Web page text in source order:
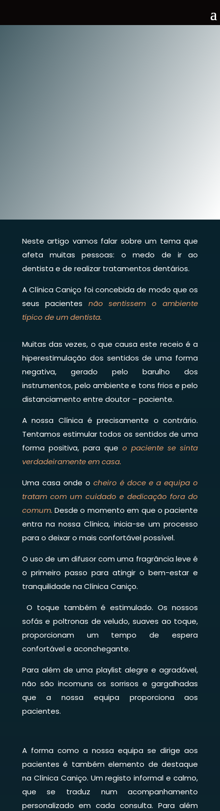
Neste artigo vamos falar sobre um tema que
afeta muitas pessoas: o medo de ir ao
dentista e de realizar tratamentos dentários.
A Clínica Caniço foi concebida de modo que os
seus pacientes não sentissem o ambiente
típico de um dentista.
Muitas das vezes, o que causa este receio é a
hiperestimulação dos sentidos de uma forma
negativa, gerado pelo barulho dos
instrumentos, pelo ambiente e tons frios e pelo
distanciamento entre doutor – paciente.
A nossa Clínica é precisamente o contrário.
Tentamos estimular todos os sentidos de uma
forma positiva, para queo paciente se sinta
verdadeiramente em casa.
Uma casa onde o cheiro é doce e a equipa o
tratam com um cuidado e dedicação fora do
comum. Desde o momento em que o paciente
entra na nossa Clínica, inicia-se um processo
para o deixar o mais confortável possível.
O uso de um difusor com uma fragrância leve é
o primeiro passo para atingir o bem-estar e
tranquilidade na Clínica Caniço.
O toque também é estimulado. Os nossos
sofás e poltronas de veludo, suaves ao toque,
proporcionam um tempo de espera
confortável e aconchegante.
Para além de uma playlist alegre e agradável,
não são incomuns os sorrisos e gargalhadas
que a nossa equipa proporciona aos
pacientes.
A forma como a nossa equipa se dirige aos
pacientes é também elemento de destaque
na Clínica Caniço. Um registo informal e calmo,
que se traduz num acompanhamento
personalizado em cada consulta. Para além